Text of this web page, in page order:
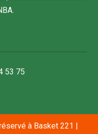
53 75
à Basket 221 |